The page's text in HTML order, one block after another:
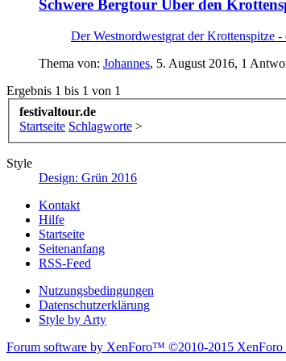
Schwere Bergtour Über den
Der Westnordwestgrat der Krottenspitze
Thema von: Johannes, 5. August 2016, 1
Ergebnis 1 bis 1 von 1
festivaltour.de
Startseite Schlagworte >
Style
Design: Grün 2016
Kontakt
Hilfe
Startseite
Seitenanfang
RSS-Feed
Nutzungsbedingungen
Datenschutzerklärung
Style by Arty
Forum software by XenForo™ ©2010-2015 XenForo